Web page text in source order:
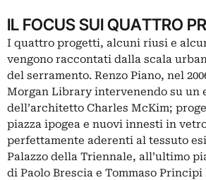
IL FOCUS SUI QUATTRO
I quattro progetti, alcuni riusi e
vengono raccontati dalla scala
del serramento. Renzo Piano, nel
Morgan Library intervenendo su un
dell’architetto Charles McKim;
piazza ipogea e nuovi innesti in
perfettamente aderenti al tessuto
Palazzo della Triennale, all’ultimo
di Paolo Brescia e Tommaso